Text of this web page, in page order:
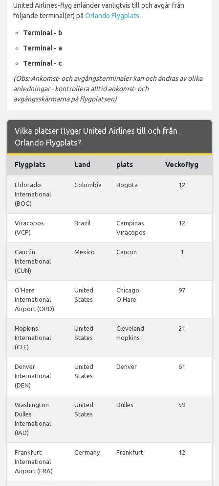
United Airlines-flyg anländer vanligtvis till och avgår från
följande terminal(er) på Orlando Flygplats:
Terminal - b
Terminal - a
Terminal - c
(Obs: Ankomst- och avgångsterminaler kan och ändras av olika
anledningar - kontrollera alltid ankomst- och
avgångsskärmarna på flygplatsen)
Vilka platser flyger United Airlines till och från
Orlando Flygplats?
Flygplats Land plats Veckoflyg
Eldorado
International
(BOG)
Colombia Bogota 12
Viracopos
(VCP)
Brazil
Campinas
Viracopos
12
Cancún
International
(CUN)
Mexico Cancun 1
O'Hare
International
Airport (ORD)
United
States
Chicago
O'Hare
97
Hopkins
International
(CLE)
United
States
Cleveland
Hopkins
21
Denver
International
(DEN)
United
States
Denver 61
Washington
Dulles
International
(IAD)
United
States
Dulles 59
Frankfurt
International
Airport (FRA)
Germany Frankfurt 12